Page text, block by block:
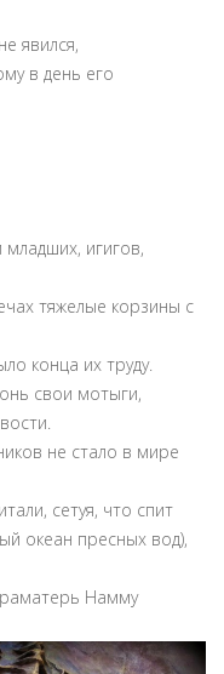
явился,
в день его
игигов,
тяжелые корзины с
конца их труду.
свои мотыги,
не стало в мире
сетуя, что спит
океан пресных вод),
Намму